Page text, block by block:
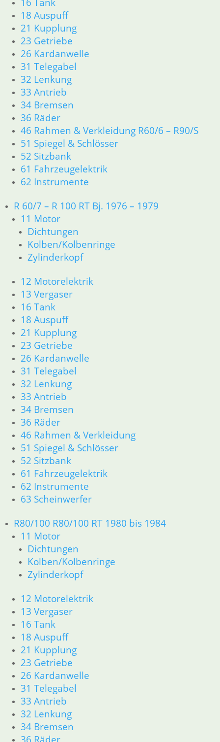
18 Auspuff
21 Kupplung
23 Getriebe
26 Kardanwelle
31 Telegabel
32 Lenkung
33 Antrieb
34 Bremsen
36 Räder
46 Rahmen & Verkleidung R60/6 – R90/S
51 Spiegel & Schlösser
52 Sitzbank
61 Fahrzeugelektrik
62 Instrumente
R 60/7 – R 100 RT Bj. 1976 – 1979
11 Motor
Dichtungen
Kolben/Kolbenringe
Zylinderkopf
12 Motorelektrik
13 Vergaser
16 Tank
18 Auspuff
21 Kupplung
23 Getriebe
26 Kardanwelle
31 Telegabel
32 Lenkung
33 Antrieb
34 Bremsen
36 Räder
46 Rahmen & Verkleidung
51 Spiegel & Schlösser
52 Sitzbank
61 Fahrzeugelektrik
62 Instrumente
63 Scheinwerfer
R80/100 R80/100 RT 1980 bis 1984
11 Motor
Dichtungen
Kolben/Kolbenringe
Zylinderkopf
12 Motorelektrik
13 Vergaser
16 Tank
18 Auspuff
21 Kupplung
23 Getriebe
26 Kardanwelle
31 Telegabel
33 Antrieb
32 Lenkung
34 Bremsen
36 Räder